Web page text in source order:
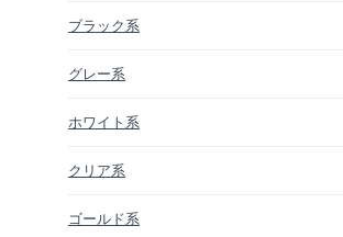
ブラック系
グレー系
ホワイト系
クリア系
ゴールド系